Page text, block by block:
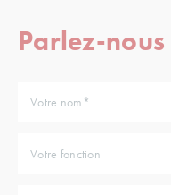
Parlez-